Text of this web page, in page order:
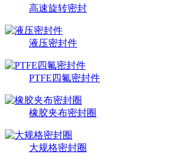
高速旋转密封
液压密封件
PTFE四氟密封件
橡胶夹布密封圈
大规格密封圈